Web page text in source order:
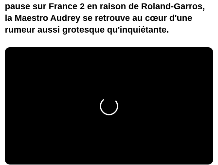
pause sur France 2 en raison de Roland-Garros,
la Maestro Audrey se retrouve au cœur d'une
rumeur aussi grotesque qu'inquiétante.